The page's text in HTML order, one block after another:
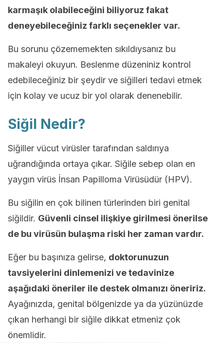
karmaşık olabileceğini biliyoruz fakat
deneyebileceğiniz farklı seçenekler var.
Bu sorunu çözememekten sıkıldıysanız bu
makaleyi okuyun. Beslenme düzeniniz kontrol
edebileceğiniz bir şeydir ve siğilleri tedavi etmek
için kolay ve ucuz bir yol olarak denenebilir.
Siğil Nedir?
Siğiller vücut virüsler tarafından saldırıya
uğrandığında ortaya çıkar. Siğile sebep olan en
yaygın virüs İnsan Papilloma Virüsüdür (HPV).
Bu siğilin en çok bilinen türlerinden biri genital
siğildir. Güvenli cinsel ilişkiye girilmesi önerilse
de bu virüsün bulaşma riski her zaman vardır.
Eğer bu başınıza gelirse, doktorunuzun
tavsiyelerini dinlemenizi ve tedavinize
aşağıdaki öneriler ile destek olmanızı öneririz.
Ayağınızda, genital bölgenizde ya da yüzünüzde
çıkan herhangi bir siğile dikkat etmeniz çok
önemlidir.